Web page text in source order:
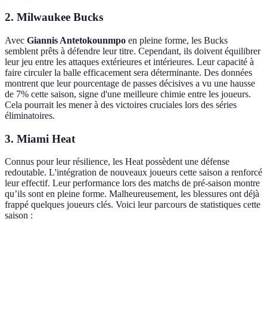
2. Milwaukee Bucks
Avec Giannis Antetokounmpo en pleine forme, les Bucks
semblent prêts à défendre leur titre. Cependant, ils doivent équilibrer
leur jeu entre les attaques extérieures et intérieures. Leur capacité à
faire circuler la balle efficacement sera déterminante. Des données
montrent que leur pourcentage de passes décisives a vu une hausse
de 7% cette saison, signe d'une meilleure chimie entre les joueurs.
Cela pourrait les mener à des victoires cruciales lors des séries
éliminatoires.
3. Miami Heat
Connus pour leur résilience, les Heat possèdent une défense
redoutable. L'intégration de nouveaux joueurs cette saison a renforcé
leur effectif. Leur performance lors des matchs de pré-saison montre
qu’ils sont en pleine forme. Malheureusement, les blessures ont déjà
frappé quelques joueurs clés. Voici leur parcours de statistiques cette
saison :